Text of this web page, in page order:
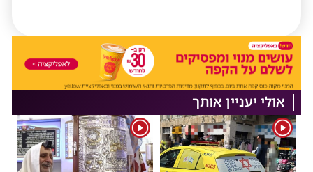
אולי יעניין אותך
1
1